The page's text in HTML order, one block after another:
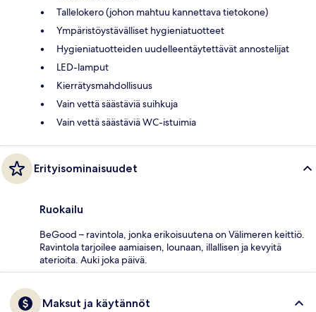
Tallelokero (johon mahtuu kannettava tietokone)
Ympäristöystävälliset hygieniatuotteet
Hygieniatuotteiden uudelleentäytettävät annostelijat
LED-lamput
Kierrätysmahdollisuus
Vain vettä säästäviä suihkuja
Vain vettä säästäviä WC-istuimia
Erityisominaisuudet
Ruokailu
BeGood – ravintola, jonka erikoisuutena on Välimeren keittiö.
Ravintola tarjoilee aamiaisen, lounaan, illallisen ja kevyitä
aterioita. Auki joka päivä.
Maksut ja käytännöt